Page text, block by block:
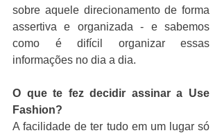
sobre aquele direcionamento de forma
assertiva e organizada - e sabemos
como é difícil organizar essas
informações no dia a dia.
O que te fez decidir assinar a Use
Fashion?
A facilidade de ter tudo em um lugar só